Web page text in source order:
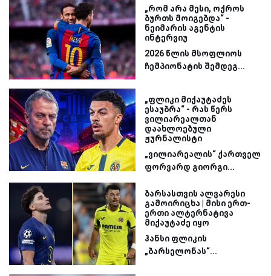
„რომ არა მესი, ოქროს
ბურთს მოიგებდა“ -
ნეიმარის აგენტის
ინტერვიუ
2026 წლის მსოფლიოს
ჩემპიონატის შემდეგ...
„ფლიკი მიქაუტაძეს
ესაუბრა“ - რას წერს
ვილიარეალთან
დაახლოებული
ჟურნალისტი
„ვილიარეალის“ ქართველ
ფორვარდ გიორგი...
ბარსასთვის ალვარესი
გამოირიცხა | მისი ერთ-
ერთი ალტერნატივა
მიქაუტაძე იყო
ჰანსი ფლიკის
„ბარსელონას“...